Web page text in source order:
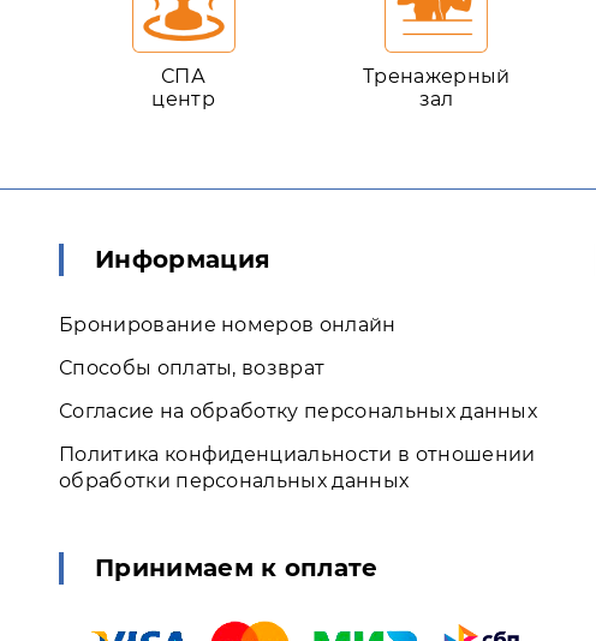
СПА
центр
Тренажерный
зал
Информация
Бронирование номеров онлайн
Способы оплаты, возврат
Согласие на обработку персональных данных
Политика конфиденциальности в отношении
обработки персональных данных
Принимаем к оплате